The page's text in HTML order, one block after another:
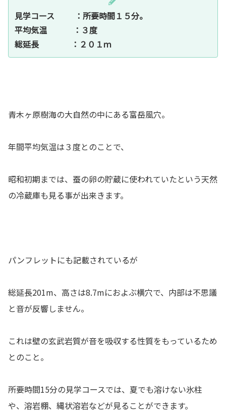
見学コース ：所要時間１５分。
平均気温 ：３度
総延長 ：２０１ｍ
青木ヶ原樹海の大自然の中にある富岳風穴。
年間平均気温は３度とのことで、
昭和初期までは、蚕の卵の貯蔵に使われていたという天然
の冷蔵庫も見る事が出来きます。
パンフレットにも記載されているが
総延長201m、高さは8.7mにおよぶ横穴で、内部は不思議
と音が反響しません。
これは壁の玄武岩質が音を吸収する性質をもっているため
とのこと。
所要時間15分の見学コースでは、夏でも溶けない氷柱
や、溶岩棚、縄状溶岩などが見ることができます。